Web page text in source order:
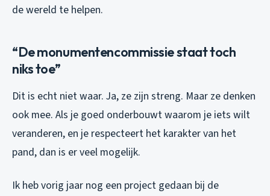
de wereld te helpen.
“De monumentencommissie staat toch
niks toe”
Dit is echt niet waar. Ja, ze zijn streng. Maar ze denken
ook mee. Als je goed onderbouwt waarom je iets wilt
veranderen, en je respecteert het karakter van het
pand, dan is er veel mogelijk.
Ik heb vorig jaar nog een project gedaan bij de